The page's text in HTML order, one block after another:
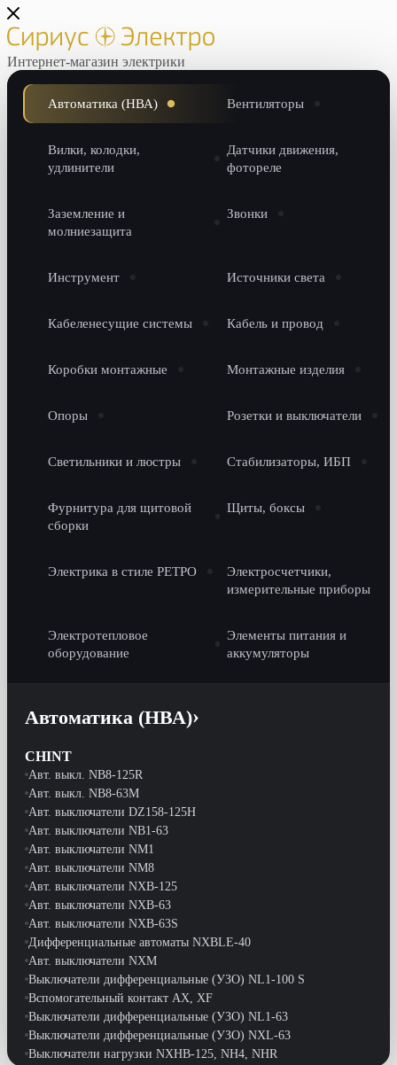
Интернет-магазин электрики
Автоматика (НВА) Вентиляторы
Вилки, колодки,
удлинители
Датчики движения,
фотореле
Заземление и
молниезащита
Звонки
Инструмент Источники света
Кабеленесущие системы Кабель и провод
Коробки монтажные Монтажные изделия
Опоры Розетки и выключатели
Светильники и люстры Стабилизаторы, ИБП
Фурнитура для щитовой
сборки
Щиты, боксы
Электрика в стиле РЕТРО
Электросчетчики,
измерительные приборы
Электротепловое
оборудование
Элементы питания и
аккумуляторы
Автоматика (НВА)
CHINT
Авт. выкл. NB8-125R
Авт. выкл. NB8-63M
Авт. выключатели DZ158-125H
Авт. выключатели NB1-63
Авт. выключатели NM1
Авт. выключатели NM8
Авт. выключатели NXB-125
Авт. выключатели NXB-63
Авт. выключатели NXB-63S
Дифференциальные автоматы NXBLE-40
Авт. выключатели NXM
Выключатели дифференциальные (УЗО) NL1-100 S
Вспомогательный контакт АХ, XF
Выключатели дифференциальные (УЗО) NL1-63
Выключатели дифференциальные (УЗО) NXL-63
Выключатели нагрузки NXHB-125, NH4, NHR